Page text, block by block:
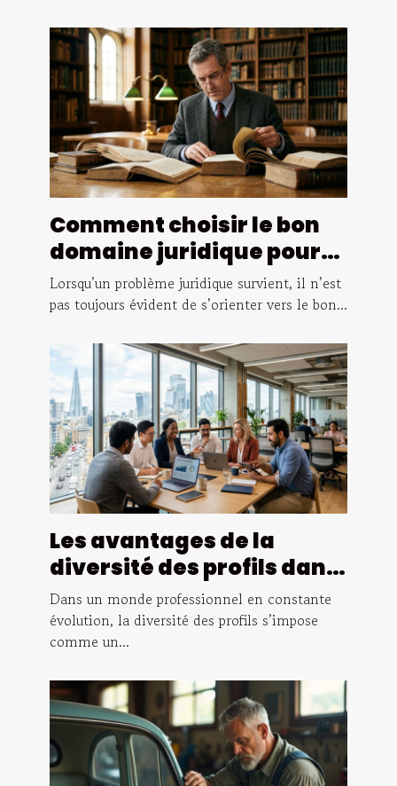
Comment choisir le bon
domaine juridique pour
votre cas ?
Lorsqu’un problème juridique survient, il n’est
pas toujours évident de s’orienter vers le bon...
Les avantages de la
diversité des profils dans
la consultation en achats
Dans un monde professionnel en constante
évolution, la diversité des profils s’impose
comme un...